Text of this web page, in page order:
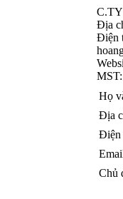
Địa
Điện
Họ
Địa
Điện
Chủ